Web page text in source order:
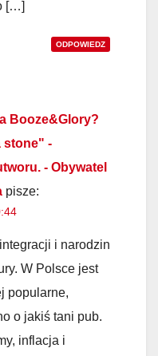
[…]
ODPOWIEDZ
Booze&Glory?
stone" -
- Obywatel
pisze:
i narodzin
W Polsce jest
popularne,
o jakiś tani pub.
inflacja i